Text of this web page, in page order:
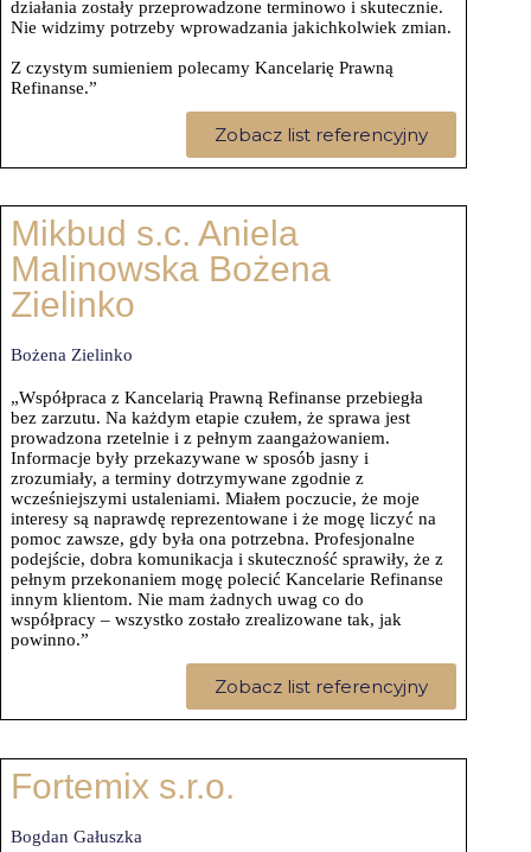
działania zostały przeprowadzone terminowo i skutecznie.
Nie widzimy potrzeby wprowadzania jakichkolwiek zmian.
Z czystym sumieniem polecamy Kancelarię Prawną
Refinanse.”
Zobacz list referencyjny
Mikbud s.c. Aniela
Malinowska Bożena
Zielinko
Bożena Zielinko
„Współpraca z Kancelarią Prawną Refinanse przebiegła
bez zarzutu. Na każdym etapie czułem, że sprawa jest
prowadzona rzetelnie i z pełnym zaangażowaniem.
Informacje były przekazywane w sposób jasny i
zrozumiały, a terminy dotrzymywane zgodnie z
wcześniejszymi ustaleniami. Miałem poczucie, że moje
interesy są naprawdę reprezentowane i że mogę liczyć na
pomoc zawsze, gdy była ona potrzebna. Profesjonalne
podejście, dobra komunikacja i skuteczność sprawiły, że z
pełnym przekonaniem mogę polecić Kancelarie Refinanse
innym klientom. Nie mam żadnych uwag co do
współpracy – wszystko zostało zrealizowane tak, jak
powinno.”
Zobacz list referencyjny
Fortemix s.r.o.
Bogdan Gałuszka